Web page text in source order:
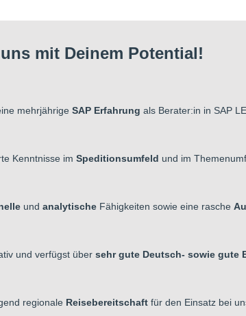
mit Deinem Potential!
mehrjährige SAP Erfahrung als Berater:in in SAP
Kenntnisse im Speditionsumfeld und im
und analytische Fähigkeiten sowie eine rasche
und verfügst über sehr gute Deutsch- sowie gute
regionale Reisebereitschaft für den Einsatz bei